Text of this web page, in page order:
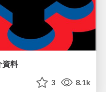
資料
3 8.1k